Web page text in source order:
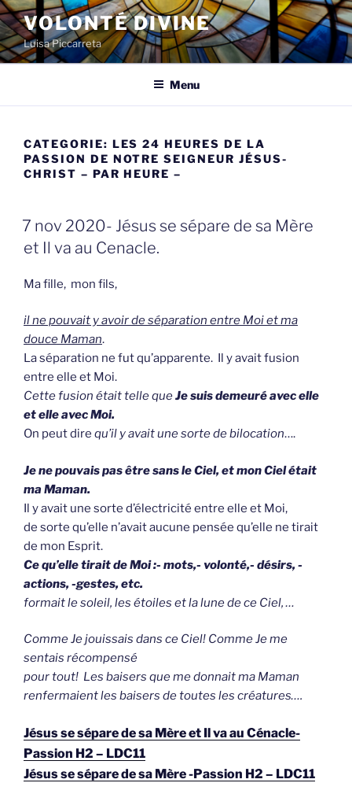
Spring
naar
de
inhoud
VOLONTÉ DIVINE
Luisa Piccarreta
Menu
CATEGORIE: LES 24 HEURES DE LA
PASSION DE NOTRE SEIGNEUR JÉSUS-
CHRIST – PAR HEURE –
GEPLAATST
OP
7 nov 2020- Jésus se sépare de sa Mère
et Il va au Cenacle.
Ma fille, mon fils,
il ne pouvait y avoir de séparation entre Moi et ma
douce Maman.
La séparation ne fut qu’apparente. Il y avait fusion
entre elle et Moi.
Cette fusion était telle queJe suis demeuré avec elle
et elle avec Moi.
On peut dire qu’il y avait une sorte de bilocation….
Je ne pouvais pas être sans le Ciel, et mon Ciel était
ma Maman.
Il y avait une sorte d’électricité entre elle et Moi,
de sorte qu’elle n’avait aucune pensée qu’elle ne tirait
de mon Esprit.
Ce qu’elle tirait de Moi :- mots,- volonté,- désirs, -
actions, -gestes, etc.
formait le soleil, les étoiles et la lune de ce Ciel, …
Comme Je jouissais dans ce Ciel! Comme Je me
sentais récompensé
pour tout! Les baisers que me donnait ma Maman
renfermaient les baisers de toutes les créatures….
Jésus se sépare de sa Mère et Il va au Cénacle-
Passion H2 – LDC11
Jésus se sépare de sa Mère -Passion H2 – LDC11